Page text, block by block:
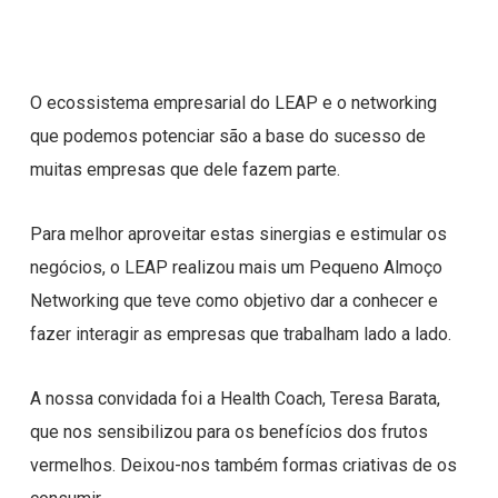
O ecossistema empresarial do LEAP e o networking
que podemos potenciar são a base do sucesso de
muitas empresas que dele fazem parte.
Para melhor aproveitar estas sinergias e estimular os
negócios, o LEAP realizou mais um Pequeno Almoço
Networking que teve como objetivo dar a conhecer e
fazer interagir as empresas que trabalham lado a lado.
A nossa convidada foi a Health Coach, Teresa Barata,
que nos sensibilizou para os benefícios dos frutos
vermelhos. Deixou-nos também formas criativas de os